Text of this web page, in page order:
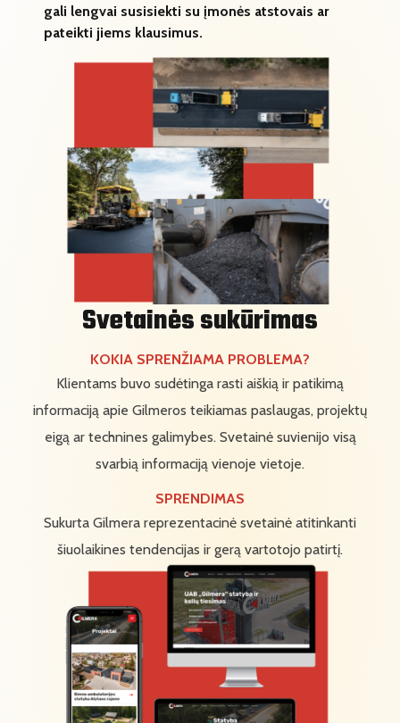
gali lengvai susisiekti su įmonės atstovais ar
pateikti jiems klausimus.
Svetainės sukūrimas
KOKIA SPRENŽIAMA PROBLEMA?
Klientams buvo sudėtinga rasti aiškią ir patikimą
informaciją apie Gilmeros teikiamas paslaugas, projektų
eigą ar technines galimybes. Svetainė suvienijo visą
svarbią informaciją vienoje vietoje.
SPRENDIMAS
Sukurta Gilmera reprezentacinė svetainė atitinkanti
šiuolaikines tendencijas ir gerą vartotojo patirtį.